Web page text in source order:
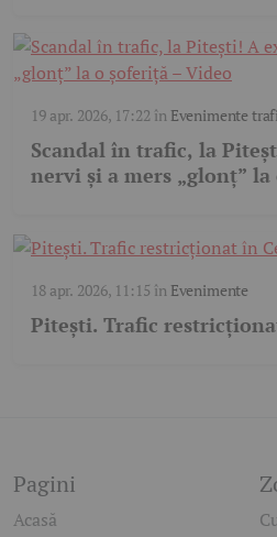
19 apr. 2026, 17:22 în Evenimente
Scandal în trafic, la
nervi și a mers „glonț”
18 apr. 2026, 11:15 în Evenimente
Pitești. Trafic
Pagini
Acasă